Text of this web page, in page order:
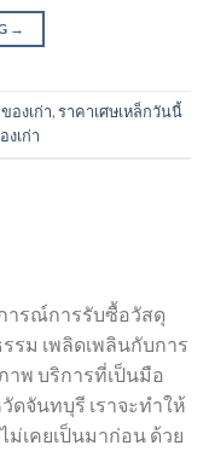
→
องเก่า,ราคาเศษเหล็กวันนี้
เก่า
ารณ์การรับซื้อวัสดุ
รม เพลิดเพลินกับการ
าพ บริการที่เป็นมือ
ดจันทบุรี เราจะทำให้
เคยเป็นมาก่อน ด้วย